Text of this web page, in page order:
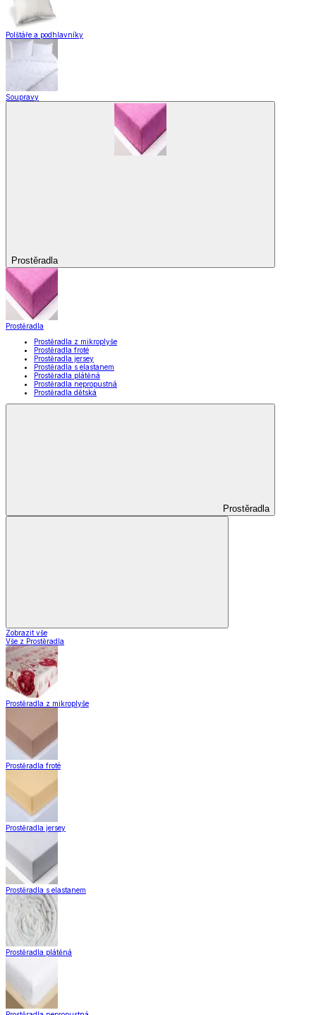
Polštáře a podhlavníky
Soupravy
Prostěradla
Prostěradla
Prostěradla z mikroplyše
Prostěradla froté
Prostěradla jersey
Prostěradla s elastanem
Prostěradla plátěná
Prostěradla nepropustná
Prostěradla dětská
Prostěradla
Zobrazit vše
Vše z Prostěradla
Prostěradla z mikroplyše
Prostěradla froté
Prostěradla jersey
Prostěradla s elastanem
Prostěradla plátěná